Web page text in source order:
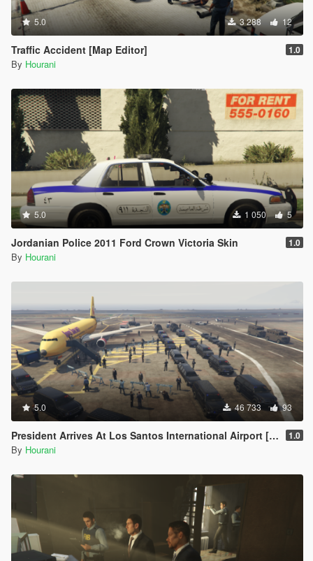
5.0 3 288 12
Traffic Accident [Map Editor] 1.0
By Hourani
5.0 1 050 5
Jordanian Police 2011 Ford Crown Victoria Skin 1.0
By Hourani
5.0 46 733 93
President Arrives At Los Santos International Airport [Map Editor] 1.0
By Hourani